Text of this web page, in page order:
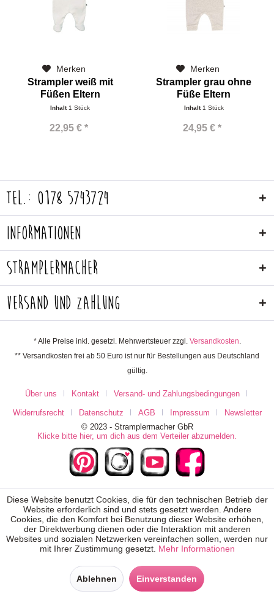
Merken
Strampler weiß mit
Füßen Eltern
Inhalt1 Stück
22,95 € *
Merken
Strampler grau ohne
Füße Eltern
Inhalt1 Stück
24,95 € *
Tel.: 0178 5743724
Informationen
Stramplermacher
Versand und Zahlung
* Alle Preise inkl. gesetzl. Mehrwertsteuer zzgl. Versandkosten.
** Versandkosten frei ab 50 Euro ist nur für Bestellungen aus Deutschland
gültig.
Über uns Kontakt Versand- und Zahlungsbedingungen
Widerrufsrecht Datenschutz AGB Impressum
Newsletter
© 2023 - Stramplermacher GbR
Klicke bitte hier, um dich aus dem Verteiler abzumelden.
Diese Website benutzt Cookies, die für den technischen Betrieb der
Website erforderlich sind und stets gesetzt werden. Andere
Cookies, die den Komfort bei Benutzung dieser Website erhöhen,
der Direktwerbung dienen oder die Interaktion mit anderen
Websites und sozialen Netzwerken vereinfachen sollen, werden nur
mit Ihrer Zustimmung gesetzt. Mehr Informationen
Ablehnen Einverstanden